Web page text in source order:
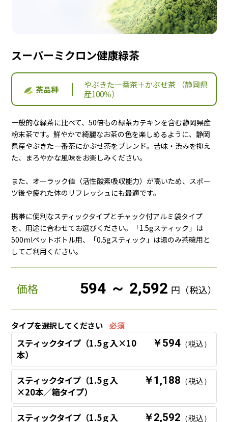
スーパーミクロン健康緑茶
茶品種
やぶきた一番茶＋かぶせ茶 （静岡県
産100％）
一般的な緑茶に比べて、50倍もの緑茶カテキンを含む静岡県産
粉末茶です。鮮やかで綺麗なお茶の色を楽しめるように、静岡
県産やぶきた一番茶にかぶせ茶をブレンド。苦味・渋みを抑え
た、まろやかな風味をお楽しみください。
また、オーラック値（活性酸素吸収能力）が高いため、スポー
ツ後や疲れた体のリフレッシュにも最適です。
携帯に便利なスティックタイプとチャック付アルミ袋タイプ
を、用途に合わせてお選びください。「1.5gスティック」は
500mlペットボトル用、「0.5gスティック」は湯のみ茶碗用と
してご利用ください。
価格 594 ～ 2,592 円（税込）
タイプを選択してください 必須
スティックタイプ（1.5ｇ入×10
本）
￥594（税込）
スティックタイプ（1.5ｇ入
×20本／箱タイプ）
￥1,188 （税込）
スティックタイプ（1.5ｇ入
￥2,592 （税込）
なのの茶の飲み方
お問合せ
TEL: 0120-039604